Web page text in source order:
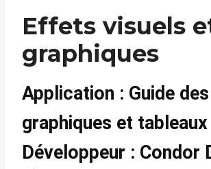
Effets visuels
graphiques
Application : Guide
graphiques et tableaux
Développeur : Condor